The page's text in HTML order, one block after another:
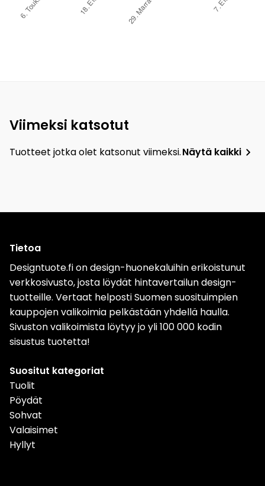
Viimeksi katsotut
Tuotteet jotka olet katsonut viimeksi.Näytä kaikki
Tietoa
Designtuote.fi on design-huonekaluihin erikoistunut
verkkosivusto, josta löydät hintavertailun design-
tuotteille. Vertaat helposti Suomen suosituimpien
kauppojen valikoimia pelkästään yhdellä haulla.
Sivuston valikoimista löytyy jo yli 100 000 kodin
sisustus tuotetta!
Suositut kategoriat
Tuolit
Pöydät
Sohvat
Valaisimet
Hyllyt